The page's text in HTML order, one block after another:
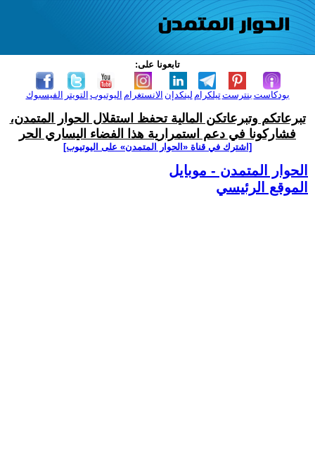
تابعونا على:
الفيسبوك التويتر اليوتيوب الانستغرام لينكدإن تيلكرامبنترست بودكاست
تبرعاتكم وتبرعاتكن المالية تحفظ استقلال الحوار المتمدن،
فشاركونا في دعم استمرارية هذا الفضاء اليساري الحر
[اشترك في قناة ‫«الحوار المتمدن» على اليوتيوب]
الحوار المتمدن - موبايل
الموقع الرئيسي